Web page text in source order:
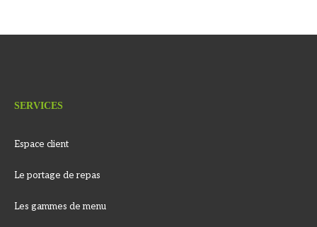
SERVICES
Espace client
Le portage de repas
Les gammes de menu